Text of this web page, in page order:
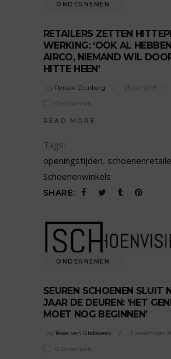
ONDERNEMEN
RETAILERS ZETTEN
WERKING: ‘OOK AL
AIRCO, NIEMAND WIL
HITTE HEEN’
by Renate Zoutberg 25 juli 2019
0 comments
READ MORE
Tags:
openingstijden,
Schoenenwinkels
SHARE:
ONDERNEMEN
SEUREN SCHOENEN SLUIT
JAAR DE DEUREN: ‘HET
MOET NOG BEGINNEN’
by Tessa van Glabbeek 7 december
0 comments